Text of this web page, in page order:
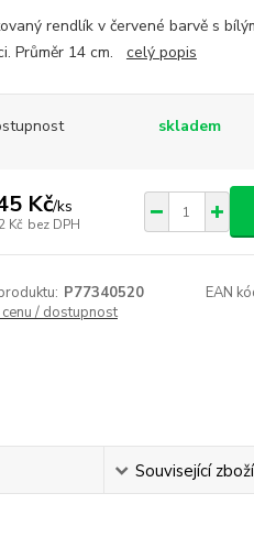
rendlík v červené barvě s
Průměr 14 cm. celý popis
skladem
Kč/ks
Kč bez DPH
P77340520 EAN
/ dostupnost
Související zboží